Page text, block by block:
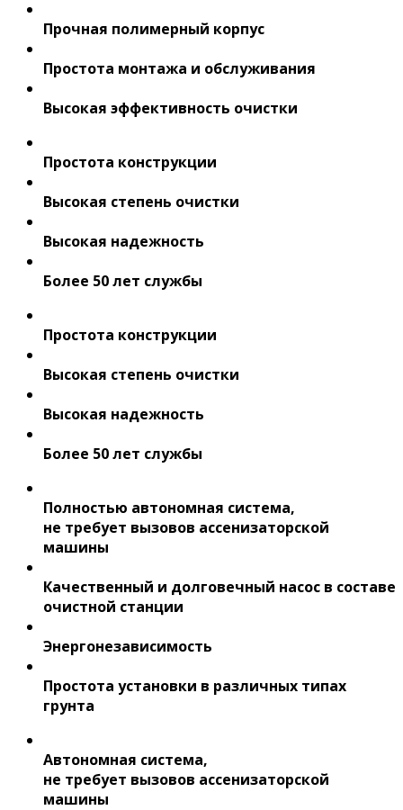
Прочная полимерный корпус
Простота монтажа и обслуживания
Высокая эффективность очистки
Простота конструкции
Высокая степень очистки
Высокая надежность
Более 50 лет службы
Простота конструкции
Высокая степень очистки
Высокая надежность
Более 50 лет службы
Полностью автономная система,
не требует вызовов ассенизаторской
машины
Качественный и долговечный насос в составе
очистной станции
Энергонезависимость
Простота установки в различных типах
грунта
Автономная система,
не требует вызовов ассенизаторской
машины